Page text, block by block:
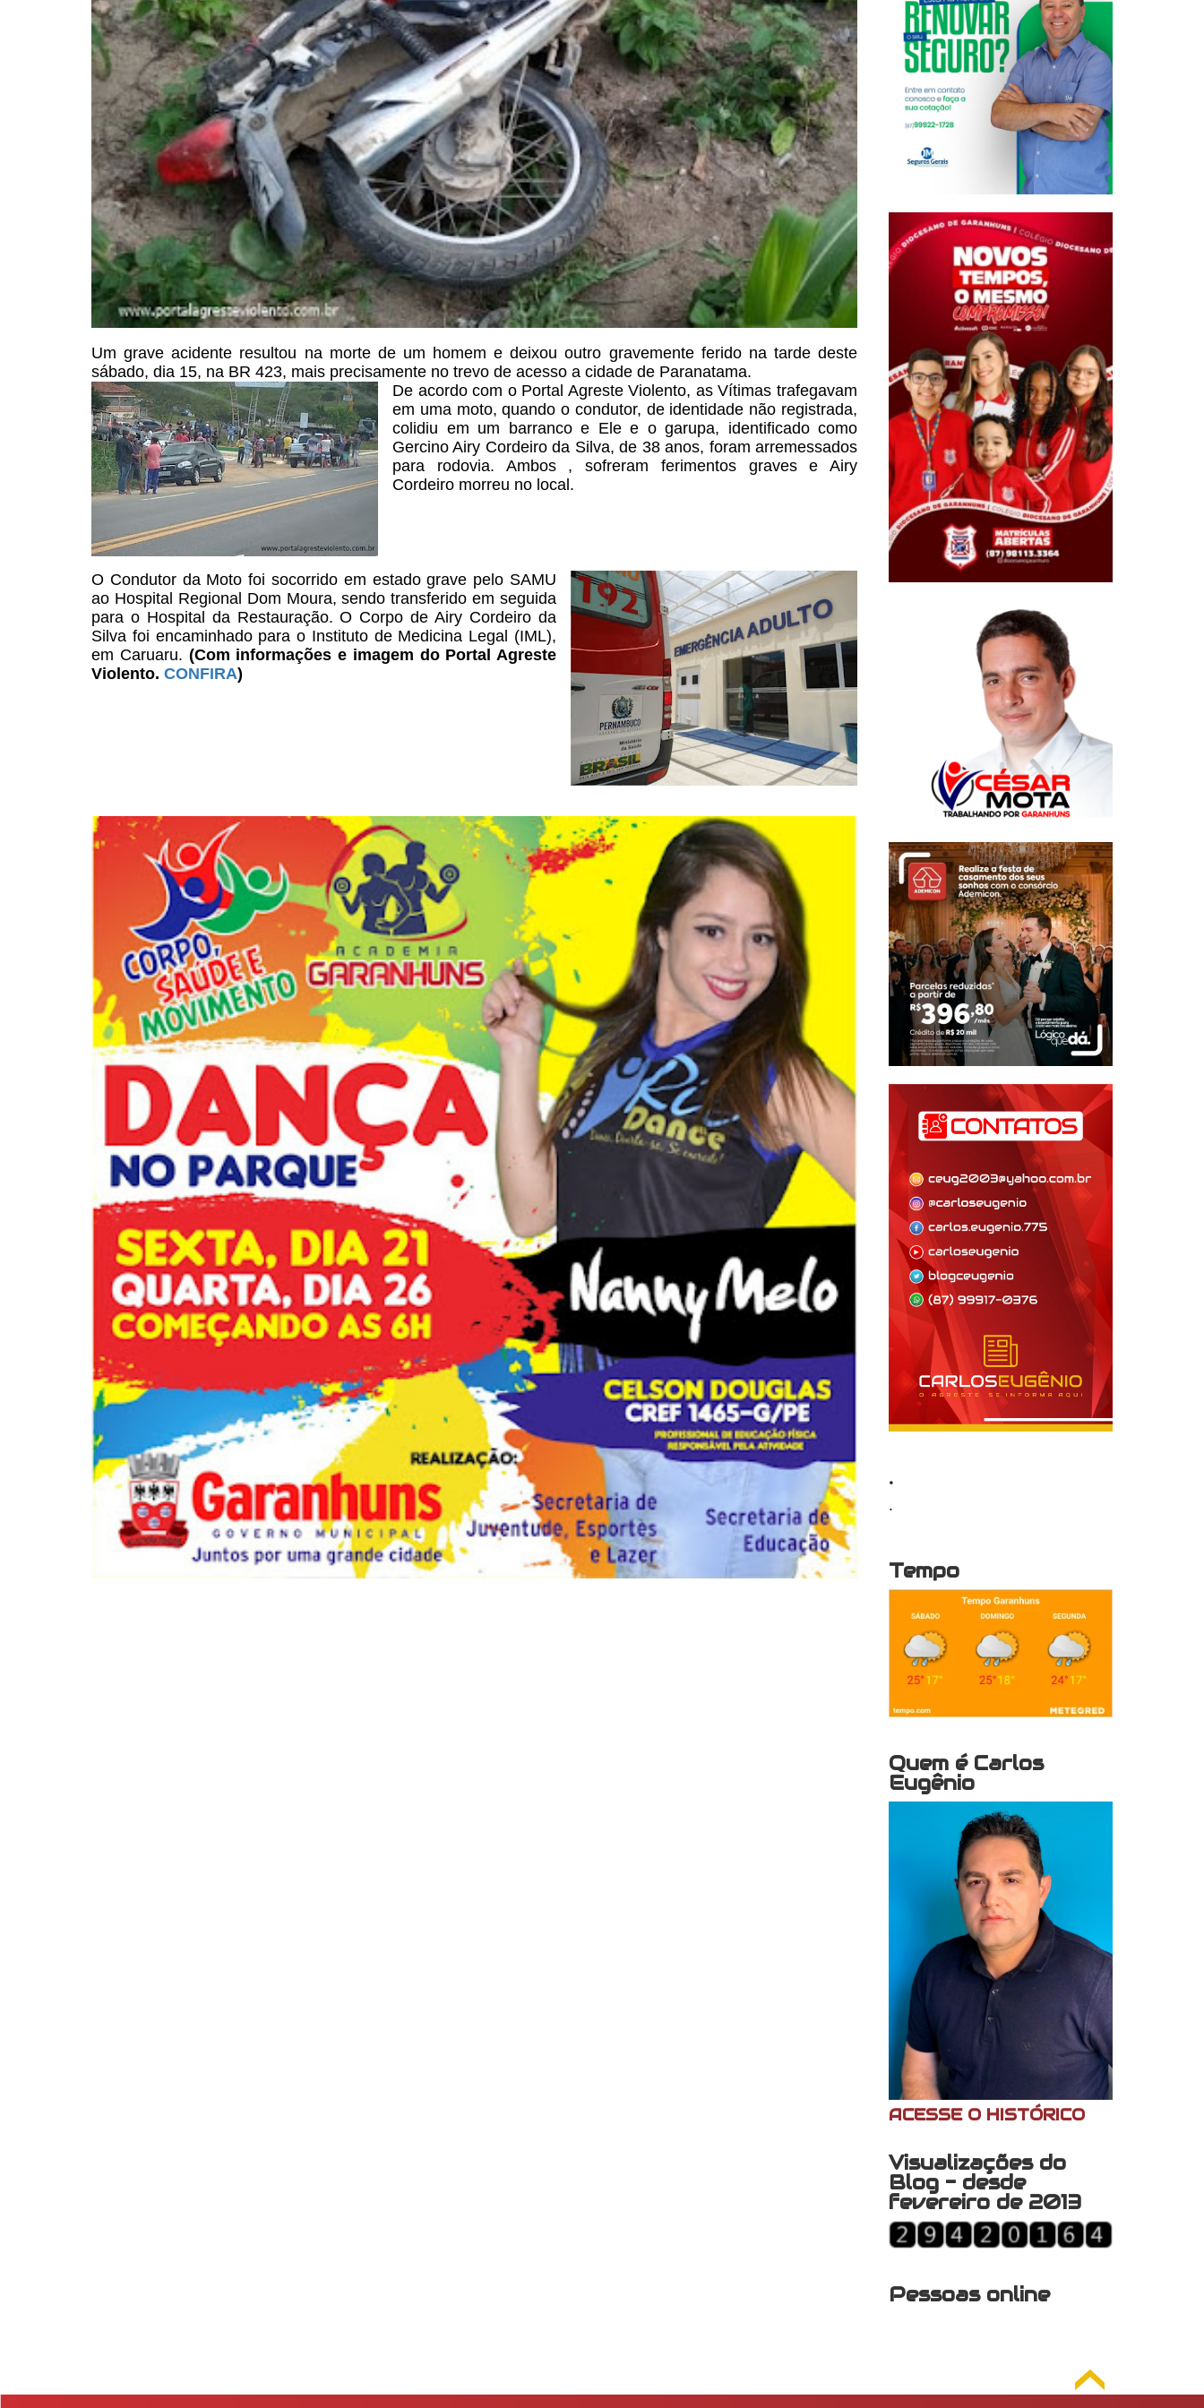
Um grave acidente resultou namorte de um homem e deixou outro gravemente ferido na tarde deste
sábado, dia 15, na BR 423, mais precisamente no trevo de acesso a cidade de Paranatama.
De acordo com o Portal AgresteViolento, as Vítimas trafegavam
em uma moto, quando o condutor, de identidade não registrada,
colidiu em um barranco e Ele e o garupa, identificado como
Gercino Airy Cordeiro da Silva, de 38 anos, foram arremessados
para rodovia. Ambos , sofreram ferimentos graves e Airy
Cordeiro morreu no local.
O Condutor da Moto foi socorrido em estado grave pelo SAMU
ao Hospital Regional Dom Moura, sendo transferido em seguida
para o Hospital da Restauração. O Corpo de Airy Cordeiro da
Silva foi encaminhado para o Instituto de Medicina Legal (IML),
em Caruaru. (Com informações e imagem do Portal Agreste
Violento. CONFIRA)
.
.
Tempo
Quem é Carlos
Eugênio
ACESSE O HISTÓRICO
Visualizações do
Blog - desde
fevereiro de 2013
Pessoas online